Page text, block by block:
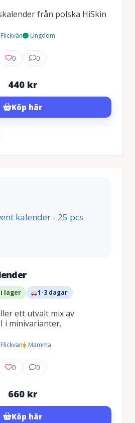
från polska HiSkin
Flickvän Ungdom
0 0
440 kr
Köp här
lager 1-3 dagar
ett utvalt mix av
i minivarianter.
Flickvän Mamma
0 0
660 kr
Köp här